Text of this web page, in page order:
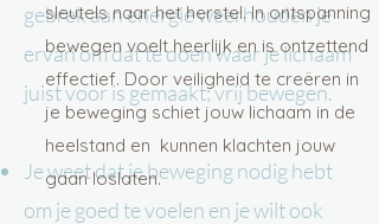
gebrek aan energie weerhouden je
ervan om dat te doen waar je lichaam
juist voor is gemaakt; vrij bewegen.
Je weet dat je beweging nodig hebt
om je goed te voelen en je wilt ook
sleutels naar het herstel. In ontspanning
bewegen voelt heerlijk en is ontzettend
effectief. Door veiligheid te creëren in
je beweging schiet jouw lichaam in de
heelstand en kunnen klachten jouw
gaan loslaten.